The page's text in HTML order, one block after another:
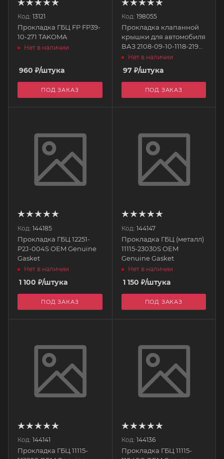
Код: 13121
Прокладка ГБЦ FP FP39-
10-271 TAKOMA
Нет в наличии
960 ₽/штука
ПОД ЗАКАЗ
Код: 198055
Прокладка клапанной
крышки для автомобиля
ВАЗ 2108-09-10-1118-2190
КАЛИНА-ГРАНТА 8кл
силикон СИНИЙ 2108-
1003270с <>
Нет в наличии
97₽/штука
ПОД ЗАКАЗ
Код: 144185
Прокладка ГБЦ 12251-
P2J-004S OEM Genuine
Gasket
Нет в наличии
1 100 ₽/штука
ПОД ЗАКАЗ
Код: 144147
Прокладка ГБЦ (металл)
11115-23030S OEM
Genuine Gasket
Нет в наличии
1 150 ₽/штука
ПОД ЗАКАЗ
Код: 144141
Прокладка ГБЦ 11115-
Код: 144136
Прокладка ГБЦ 11115-